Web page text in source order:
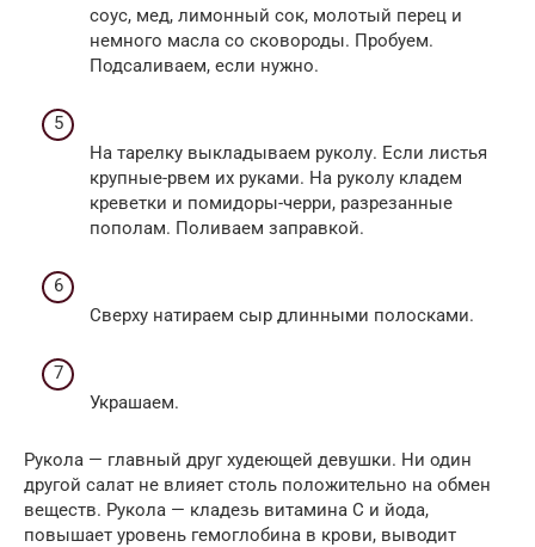
соус, мед, лимонный сок, молотый перец и
немного масла со сковороды. Пробуем.
Подсаливаем, если нужно.
На тарелку выкладываем руколу. Если листья
крупные-рвем их руками. На руколу кладем
креветки и помидоры-черри, разрезанные
пополам. Поливаем заправкой.
Сверху натираем сыр длинными полосками.
Украшаем.
Рукола — главный друг худеющей девушки. Ни один
другой салат не влияет столь положительно на обмен
веществ. Рукола — кладезь витамина С и йода,
повышает уровень гемоглобина в крови, выводит